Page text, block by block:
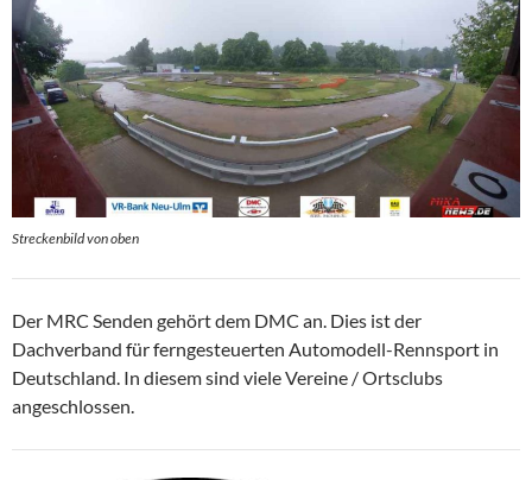
Streckenbild von oben
Der MRC Senden gehört dem DMC an. Dies ist der
Dachverband für ferngesteuerten Automodell-Rennsport in
Deutschland. In diesem sind viele Vereine / Ortsclubs
angeschlossen.